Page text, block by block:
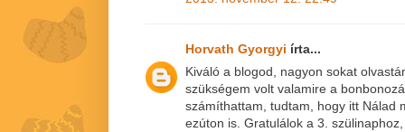
Horvath Gyorgyi írta...
Kiváló a blogod, nagyon sokat
szükségem volt valamire a
számíthattam, tudtam, hogy itt Nálad
ezúton is. Gratulálok a 3.